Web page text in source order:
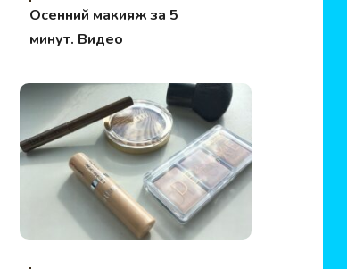
Осенний макияж за 5
минут. Видео